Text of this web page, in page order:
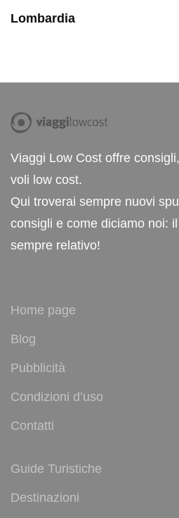
Lombardia
Viaggi Low Cost offre
voli low cost.
Qui troverai sempre nuovi
consigli e come diciamo noi:
sempre relativo!
Home page
Blog
Pubblicità
Condizioni d’uso
Contatti
Guide Turistiche
Destinazioni